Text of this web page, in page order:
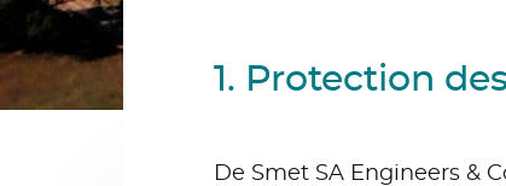
1. Protection
De Smet SA Engineers &